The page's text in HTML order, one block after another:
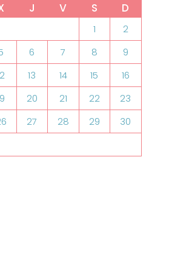
J V S D
1
2
6 7 8
9
13 14 15
16
20 21 22
23
27 28 29
30